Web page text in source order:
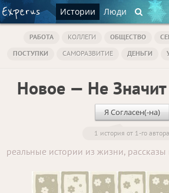
Истории Люди
РАБОТА КОЛЛЕГИ ОБЩЕСТВО
ПОСТУПКИ
САМОРАЗВИТИЕ ДЕНЬГИ
Новое — Не
Я Согласен(-на)
1 история от 1-го автора
реальные истории из жизни,